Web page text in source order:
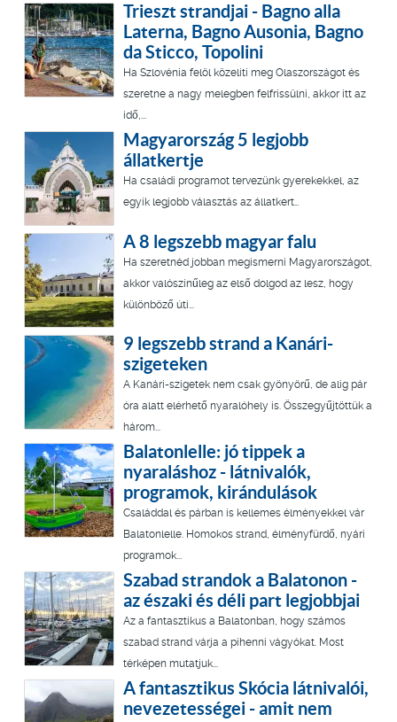
Trieszt strandjai - Bagno alla
Laterna, Bagno Ausonia, Bagno
da Sticco, Topolini
Ha Szlovénia felöl közelíti meg Olaszországot és
szeretne a nagy melegben felfrissülni, akkor itt az
idő,...
Magyarország 5 legjobb
állatkertje
Ha családi programot tervezünk gyerekekkel, az
egyik legjobb választás az állatkert…
A 8 legszebb magyar falu
Ha szeretnéd jobban megismerni Magyarországot,
akkor valószínűleg az első dolgod az lesz, hogy
különböző úti...
9 legszebb strand a Kanári-
szigeteken
A Kanári-szigetek nem csak gyönyörű, de alig pár
óra alatt elérhető nyaralóhely is. Összegyűjtöttük a
három...
Balatonlelle: jó tippek a
nyaraláshoz - látnivalók,
programok, kirándulások
Családdal és párban is kellemes élményekkel vár
Balatonlelle. Homokos strand, élményfürdő, nyári
programok...
Szabad strandok a Balatonon -
az északi és déli part legjobbjai
Az a fantasztikus a Balatonban, hogy számos
szabad strand várja a pihenni vágyókat. Most
térképen mutatjuk...
A fantasztikus Skócia látnivalói,
nevezetességei - amit nem